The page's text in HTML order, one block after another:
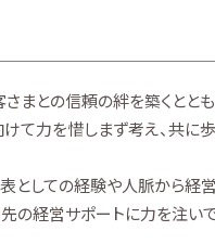
まとの信頼の絆を築くとと
力を惜しまず考え、共に歩
としての経験や人脈から
の経営サポートに力を注いで